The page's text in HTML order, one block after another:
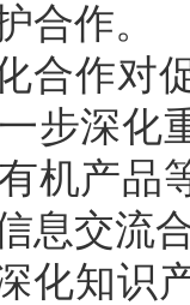
合作。
合作对
步深化
机产品
息交流
化知识